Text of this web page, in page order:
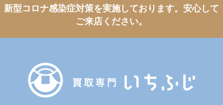
新型コロナ感染症対策を実施しております。 安心して
ご来店ください。